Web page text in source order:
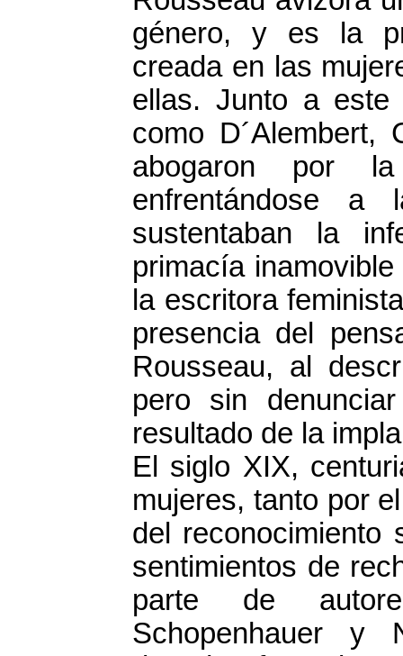
género, y es la
creada en las
ellas. Junto a
como D´Alembert,
abogaron por
enfrentándose a
sustentaban la
primacía
la escritora
presencia del
Rousseau, al
pero sin
resultado de la
El siglo XIX,
mujeres, tanto por
del reconocimiento
sentimientos de
parte de
Schopenhauer y